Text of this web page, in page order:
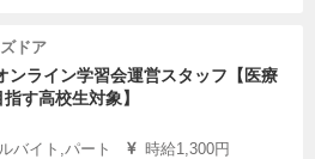
ドア
ンライン学習会運営スタッフ【医療
す高校生対象】
バイト,パート
時給1,300円